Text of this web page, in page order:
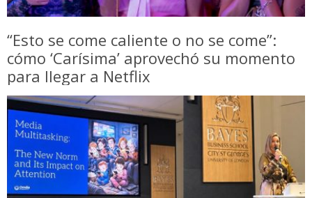
“Esto se come caliente o no se come”:
cómo ‘Carísima’ aprovechó su momento
para llegar a Netflix